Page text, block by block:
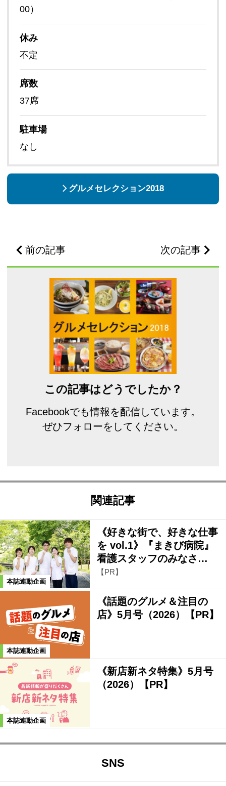
00）
休み
不定
席数
37席
駐車場
なし
グルメセレクション2018
前の記事 次の記事
この記事はどうでしたか？
Facebookでも情報を配信しています。
ぜひフォローをしてください。
関連記事
本誌連動企画
《好きな街で、好きな仕事
を vol.1》『まきび病院』
看護スタッフのみなさ…
【PR】
本誌連動企画
《話題のグルメ＆注目の
店》5月号（2026）【PR】
本誌連動企画
《新店新ネタ特集》5月号
（2026）【PR】
SNS